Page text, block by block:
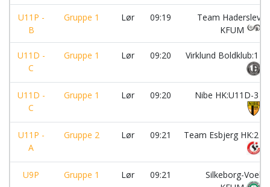
U11P -
B
Gruppe 1 Lør 09:19
Team Haderslev
KFUM
U11D -
C
Gruppe 1 Lør 09:20 Virklund Boldklub:1
U11D -
C
Gruppe 1 Lør 09:20 Nibe HK:U11D-3
U11P -
A
Gruppe 2 Lør 09:21 Team Esbjerg HK:2
U9P Gruppe 1 Lør 09:21
Silkeborg-Voel